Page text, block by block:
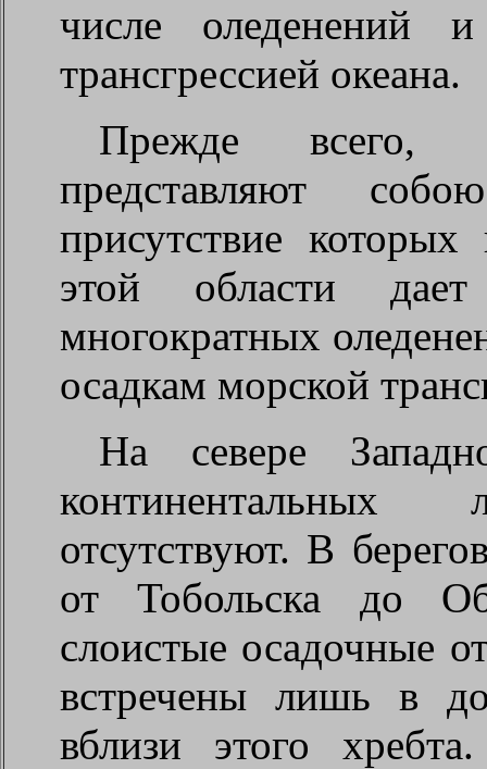
числе оледенений
трансгрессией океана.
Прежде всего,
представляют
присутствие
этой области
многократных
осадкам морской
На севере
континентальных
отсутствуют. В
от Тобольска до
слоистые осадочные
встречены лишь в
вблизи этого